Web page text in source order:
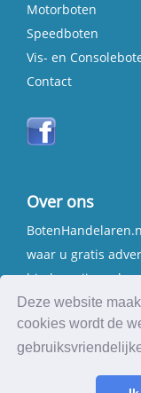
Deze website
cookies wordt de
Motorboten
Speedboten
Vis- en
Contact
Over ons
waar u gratis
bieden wij een
provincie.